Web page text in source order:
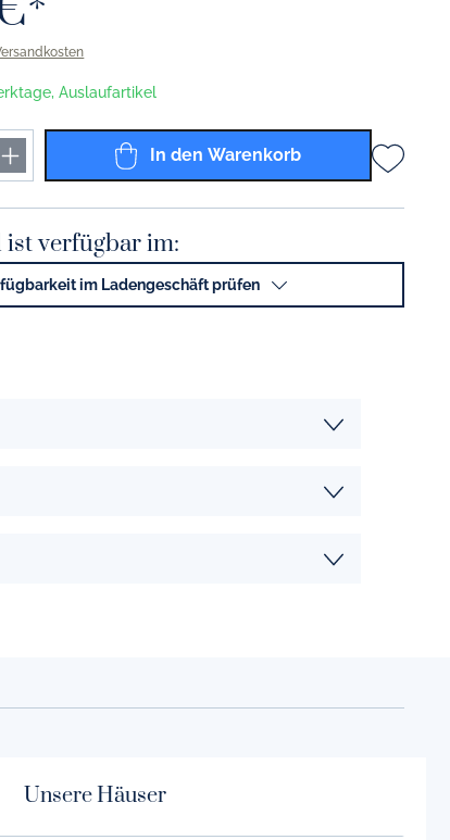
Solid Color gold
Solid Color Coffee To Go Becher
Solid Color lichtgrau
Auslaufartikel
In den Warenkorb
verfügbar im:
im Ladengeschäft prüfen
Unsere Häuser